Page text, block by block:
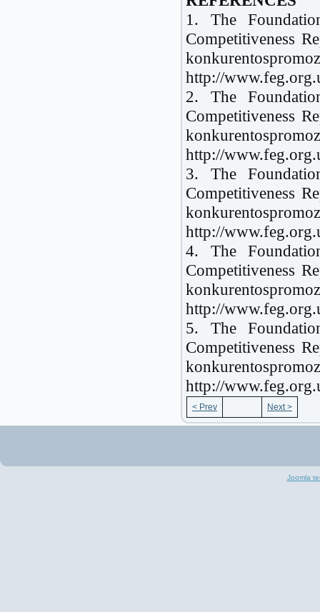
1. The
Competitiveness
http://
2. The
Competitiveness
http://
3. The
Competitiveness
http://
4. The
Competitiveness
http://
5. The
Competitiveness
http://
< Prev Next >
Joomla